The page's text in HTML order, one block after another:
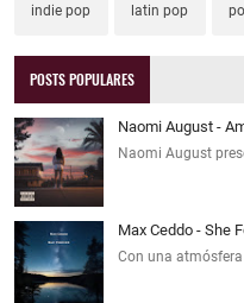
indie pop latin pop
POSTS POPULARES
Naomi August -
Naomi August
Max Ceddo - She
Con una